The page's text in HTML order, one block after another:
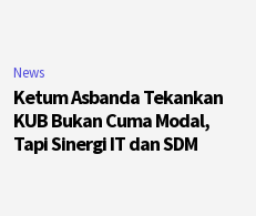
News
Ketum Asbanda Tekankan
KUB Bukan Cuma Modal,
Tapi Sinergi IT dan SDM